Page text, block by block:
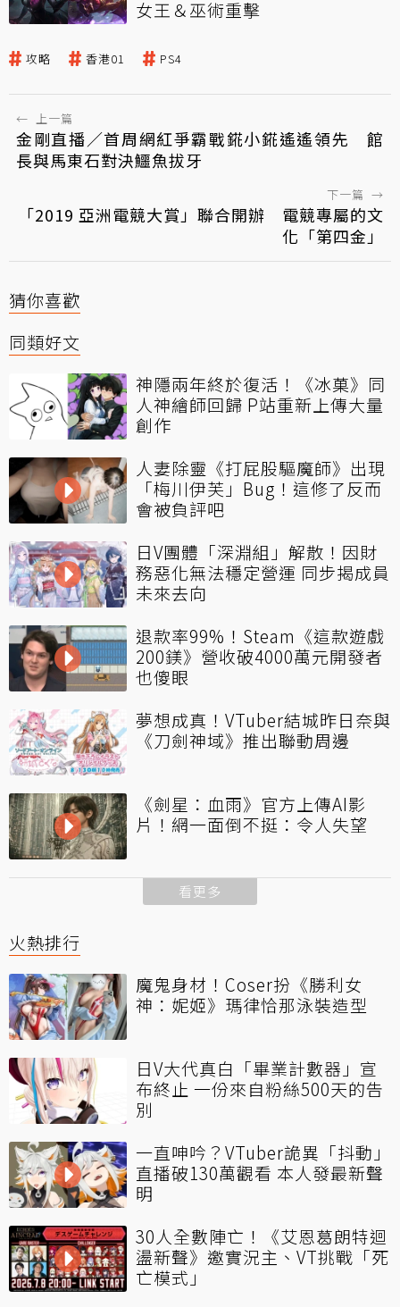
女王＆巫術重擊
攻略 香港01 PS4
← 上一篇
金剛直播／首周網紅爭霸戰錵小錵遙遙領先 館
長與馬東石對決鱷魚拔牙
下一篇 →
「2019 亞洲電競大賞」聯合開辦 電競專屬的文
化「第四金」
猜你喜歡
同類好文
神隱兩年終於復活！《冰菓》同
人神繪師回歸 P站重新上傳大量
創作
人妻除靈《打屁股驅魔師》出現
「梅川伊芙」Bug！這修了反而
會被負評吧
日V團體「深淵組」解散！因財
務惡化無法穩定營運 同步揭成員
未來去向
退款率99%！Steam《這款遊戲
200鎂》營收破4000萬元開發者
也傻眼
夢想成真！VTuber結城昨日奈與
《刀劍神域》推出聯動周邊
《劍星：血雨》官方上傳AI影
片！網一面倒不挺：令人失望
看更多
火熱排行
魔鬼身材！Coser扮《勝利女
神：妮姬》瑪律恰那泳裝造型
日V大代真白「畢業計數器」宣
布終止 一份來自粉絲500天的告
別
一直呻吟？VTuber詭異「抖動」
直播破130萬觀看 本人發最新聲
明
30人全數陣亡！《艾恩葛朗特迴
盪新聲》邀實況主、VT挑戰「死
亡模式」